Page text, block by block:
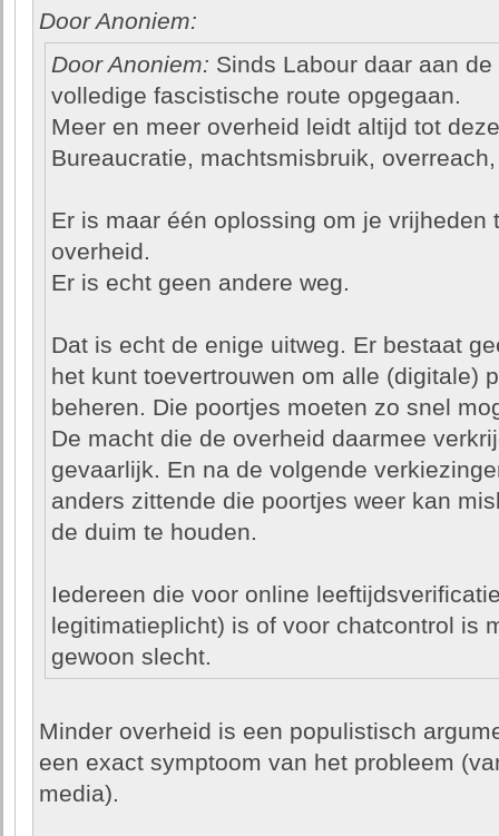
Door Anoniem:
Door Anoniem: Sinds Labour daar aan
volledige fascistische route opgegaan.
Meer en meer overheid leidt altijd tot
Bureaucratie, machtsmisbruik,
Er is maar één oplossing om je vrijheden
overheid.
Er is echt geen andere weg.
Dat is echt de enige uitweg. Er bestaat
het kunt toevertrouwen om alle (digitale)
beheren. Die poortjes moeten zo snel
De macht die de overheid daarmee
gevaarlijk. En na de volgende
anders zittende die poortjes weer kan
de duim te houden.
Iedereen die voor online
legitimatieplicht) is of voor chatcontrol is
gewoon slecht.
Minder overheid is een populistisch
een exact symptoom van het probleem
media).